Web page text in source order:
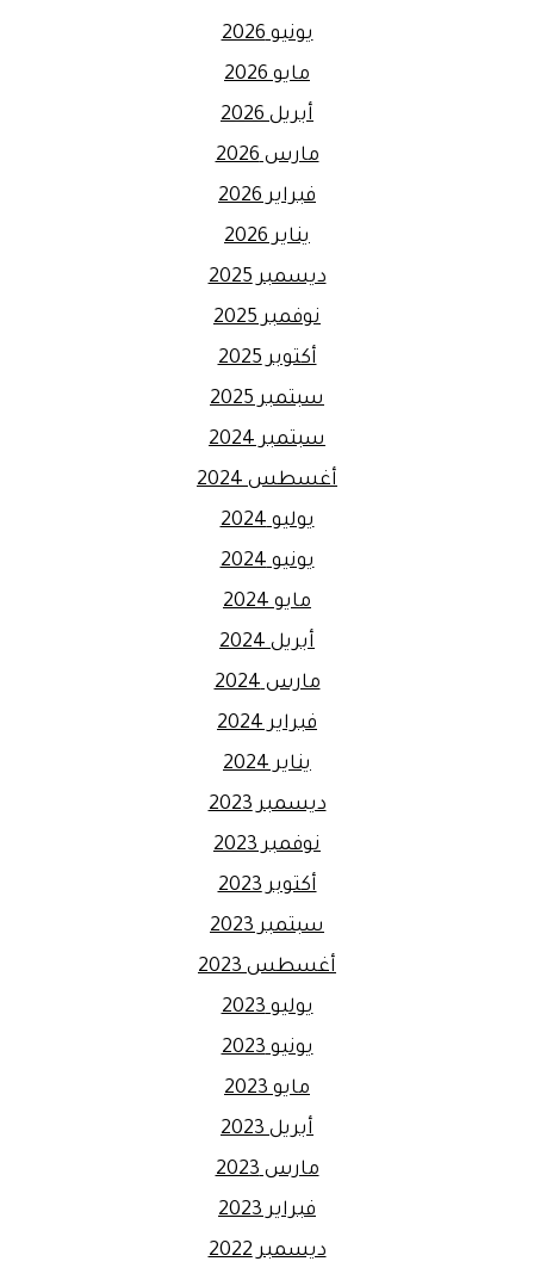
يونيو 2026
مايو 2026
أبريل 2026
مارس 2026
فبراير 2026
يناير 2026
ديسمبر 2025
نوفمبر 2025
أكتوبر 2025
سبتمبر 2025
سبتمبر 2024
أغسطس 2024
يوليو 2024
يونيو 2024
مايو 2024
أبريل 2024
مارس 2024
فبراير 2024
يناير 2024
ديسمبر 2023
نوفمبر 2023
أكتوبر 2023
سبتمبر 2023
أغسطس 2023
يوليو 2023
يونيو 2023
مايو 2023
أبريل 2023
مارس 2023
فبراير 2023
ديسمبر 2022